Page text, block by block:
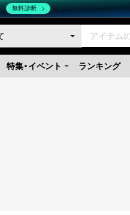
特集・イベント ランキング
無料診断